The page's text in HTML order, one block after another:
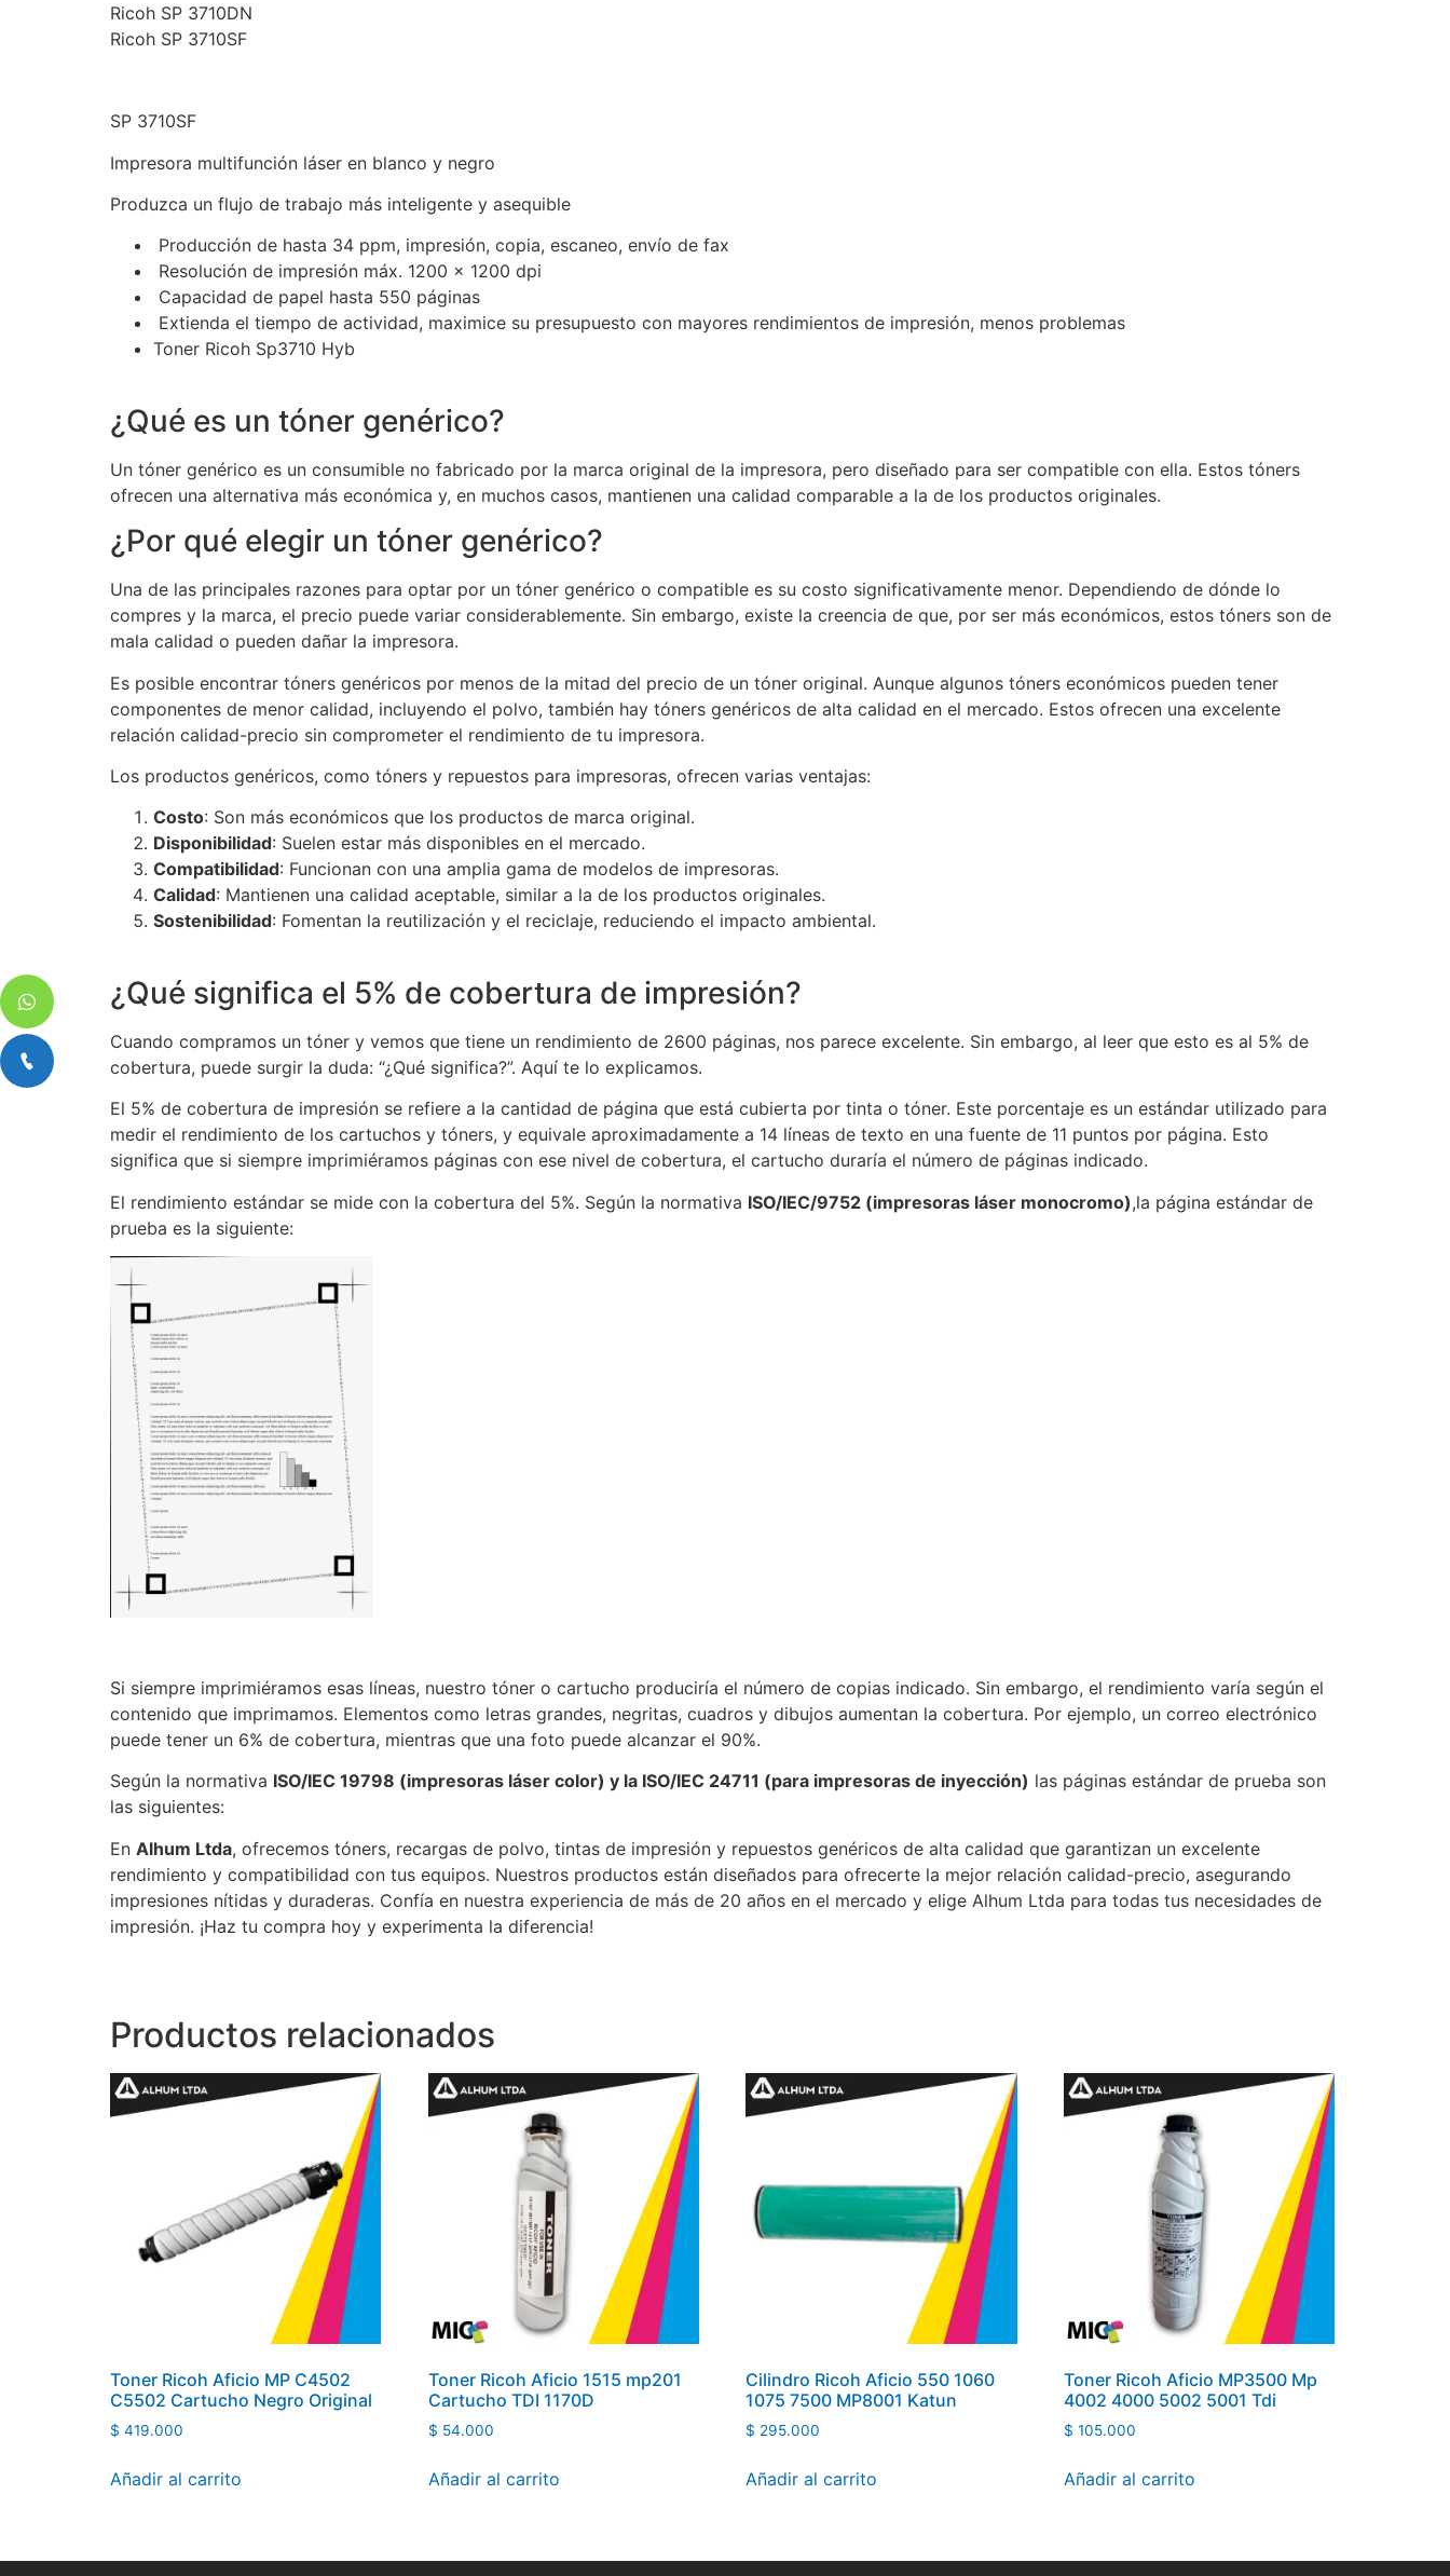
Ricoh SP 3710DN
Ricoh SP 3710SF
SP 3710SF
Impresora multifunción láser en blanco y negro
Produzca un flujo de trabajo más inteligente y asequible
Producción de hasta 34 ppm, impresión, copia, escaneo, envío de fax
Resolución de impresión máx. 1200 x 1200 dpi
Capacidad de papel hasta 550 páginas
Extienda el tiempo de actividad, maximice su presupuesto con mayores rendimientos de impresión, menos problemas
Toner Ricoh Sp3710 Hyb
¿Qué es un tóner genérico?
Un tóner genérico es un consumible no fabricado por la marca original de la impresora, pero diseñado para ser compatible con ella. Estos tóners
ofrecen una alternativa más económica y, en muchos casos, mantienen una calidad comparable a la de los productos originales.
¿Por qué elegir un tóner genérico?
Una de las principales razones para optar por un tóner genérico o compatible es su costo significativamente menor. Dependiendo de dónde lo
compres y la marca, el precio puede variar considerablemente. Sin embargo, existe la creencia de que, por ser más económicos, estos tóners son de
mala calidad o pueden dañar la impresora.
Es posible encontrar tóners genéricos por menos de la mitad del precio de un tóner original. Aunque algunos tóners económicos pueden tener
componentes de menor calidad, incluyendo el polvo, también hay tóners genéricos de alta calidad en el mercado. Estos ofrecen una excelente
relación calidad-precio sin comprometer el rendimiento de tu impresora.
Los productos genéricos, como tóners y repuestos para impresoras, ofrecen varias ventajas:
Costo: Son más económicos que los productos de marca original.
Disponibilidad: Suelen estar más disponibles en el mercado.
Compatibilidad: Funcionan con una amplia gama de modelos de impresoras.
Calidad: Mantienen una calidad aceptable, similar a la de los productos originales.
Sostenibilidad: Fomentan la reutilización y el reciclaje, reduciendo el impacto ambiental.
¿Qué significa el 5% de cobertura de impresión?
Cuando compramos un tóner y vemos que tiene un rendimiento de 2600 páginas, nos parece excelente. Sin embargo, al leer que esto es al 5% de
cobertura, puede surgir la duda: “¿Qué significa?”. Aquí te lo explicamos.
El 5% de cobertura de impresión se refiere a la cantidad de página que está cubierta por tinta o tóner. Este porcentaje es un estándar utilizado para
medir el rendimiento de los cartuchos y tóners, y equivale aproximadamente a 14 líneas de texto en una fuente de 11 puntos por página. Esto
significa que si siempre imprimiéramos páginas con ese nivel de cobertura, el cartucho duraría el número de páginas indicado.
El rendimiento estándar se mide con la cobertura del 5%. Según la normativa ISO/IEC/9752 (impresoras láser monocromo),la página estándar de
prueba es la siguiente:
Si siempre imprimiéramos esas líneas, nuestro tóner o cartucho produciría el número de copias indicado. Sin embargo, el rendimiento varía según el
contenido que imprimamos. Elementos como letras grandes, negritas, cuadros y dibujos aumentan la cobertura. Por ejemplo, un correo electrónico
puede tener un 6% de cobertura, mientras que una foto puede alcanzar el 90%.
Según la normativa ISO/IEC 19798 (impresoras láser color) y la ISO/IEC 24711 (para impresoras de inyección) las páginas estándar de prueba son
las siguientes:
En Alhum Ltda, ofrecemos tóners, recargas de polvo, tintas de impresión y repuestos genéricos de alta calidad que garantizan un excelente
rendimiento y compatibilidad con tus equipos. Nuestros productos están diseñados para ofrecerte la mejor relación calidad-precio, asegurando
impresiones nítidas y duraderas. Confía en nuestra experiencia de más de 20 años en el mercado y elige Alhum Ltda para todas tus necesidades de
impresión. ¡Haz tu compra hoy y experimenta la diferencia!
Productos relacionados
Toner Ricoh Aficio MP C4502
C5502 Cartucho Negro Original
$ 419.000
Añadir al carrito
Toner Ricoh Aficio 1515 mp201
Cartucho TDI 1170D
$ 54.000
Añadir al carrito
Cilindro Ricoh Aficio 550 1060
1075 7500 MP8001 Katun
$ 295.000
Añadir al carrito
Toner Ricoh Aficio MP3500 Mp
4002 4000 5002 5001 Tdi
$ 105.000
Añadir al carrito